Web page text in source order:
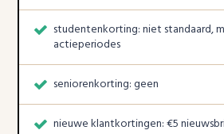
studentenkorting: niet standaard,
actieperiodes
seniorenkorting: geen
nieuwe klantkortingen: €5